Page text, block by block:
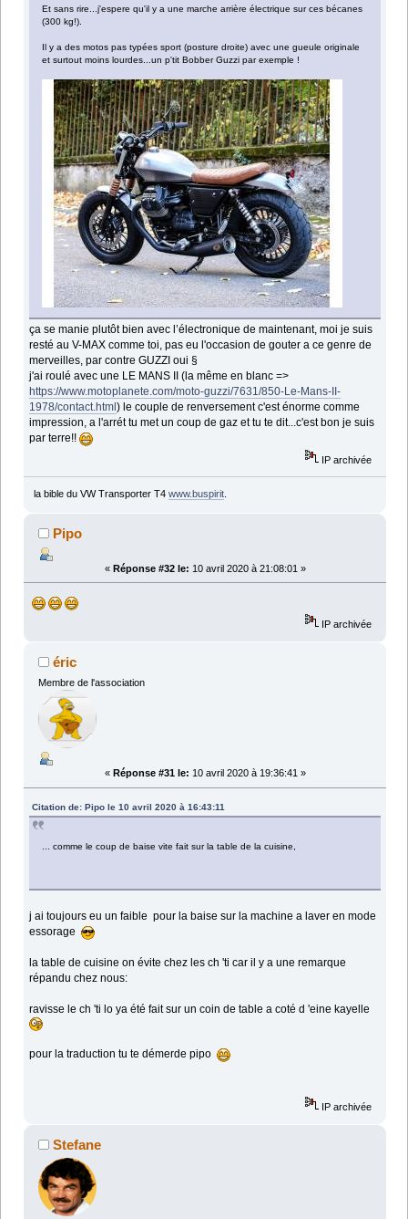
Et sans rire...j'espere qu'il y a une marche arrière électrique sur ces bécanes
(300 kg!).
Il y a des motos pas typées sport (posture droite) avec une gueule originale
et surtout moins lourdes...un p'tit Bobber Guzzi par exemple !
ça se manie plutôt bien avec l’électronique de maintenant, moi je suis
resté au V-MAX comme toi, pas eu l'occasion de gouter a ce genre de
merveilles, par contre GUZZI oui §
j'ai roulé avec une LE MANS II (la même en blanc =>
https://www.motoplanete.com/moto-guzzi/7631/850-Le-Mans-II-
1978/contact.html) le couple de renversement c'est énorme comme
impression, a l'arrét tu met un coup de gaz et tu te dit...c'est bon je suis
par terre!!
IP archivée
la bible du VW Transporter T4 www.buspirit.
Pipo
« Réponse #32 le: 10 avril 2020 à 21:08:01 »
IP archivée
éric
Membre de l'association
« Réponse #31 le: 10 avril 2020 à 19:36:41 »
Citation de: Pipo le 10 avril 2020 à 16:43:11
... comme le coup de baise vite fait sur la table de la cuisine,
j ai toujours eu un faible pour la baise sur la machine a laver en mode
essorage
la table de cuisine on évite chez les ch 'ti car il y a une remarque
répandu chez nous:
ravisse le ch 'ti lo ya été fait sur un coin de table a coté d 'eine kayelle
pour la traduction tu te démerde pipo
IP archivée
Stefane